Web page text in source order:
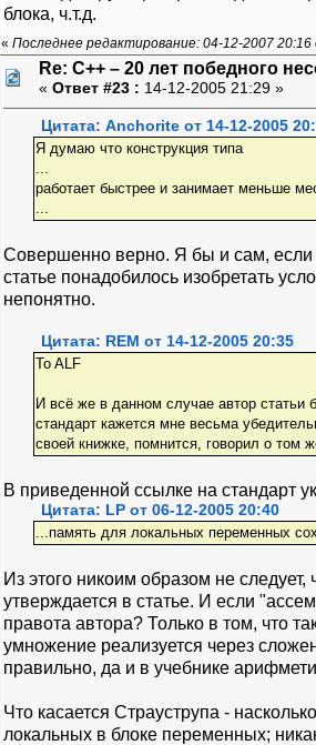
блока, ч.т.д.
« Последнее редактирование: 04-12-2007
Re: C++ – 20 лет победного
« Ответ #23 : 14-12-2005 21:29 »
Цитата: Anchorite от 14-12-2005
Я думаю что конструкция типа
работает быстрее и занимает меньше
Совершенно верно. Я бы и сам, если
статье понадобилось изобретать
непонятно.
Цитата: REM от 14-12-2005 20:35
To ALF
И всё же в данном случае автор статьи
стандарт кажется мне весьма
своей книжке, помнится, говорил о том
В приведенной ссылке на стандарт
Цитата: LP от 06-12-2005 20:40
...память для локальных переменных
Из этого никоим образом не
утверждается в статье. И если
правота автора? Только в том, что
умножение реализуется через
правильно, да и в учебнике
Что касается Страуструпа -
локальных в блоке переменных;